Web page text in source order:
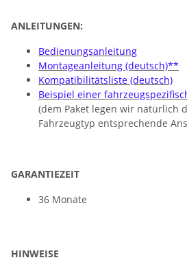
ANLEITUNGEN:
Bedienungsanleitung
Montageanleitung (deutsch)**
Kompatibilitätsliste (deutsch)
Beispiel einer
(dem Paket legen wir natürlich
Fahrzeugtyp entsprechende
GARANTIEZEIT
36 Monate
HINWEISE